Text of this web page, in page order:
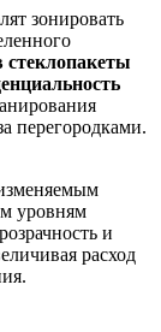
зонировать
стеклопакеты
перегородками.
уровням
и
расход